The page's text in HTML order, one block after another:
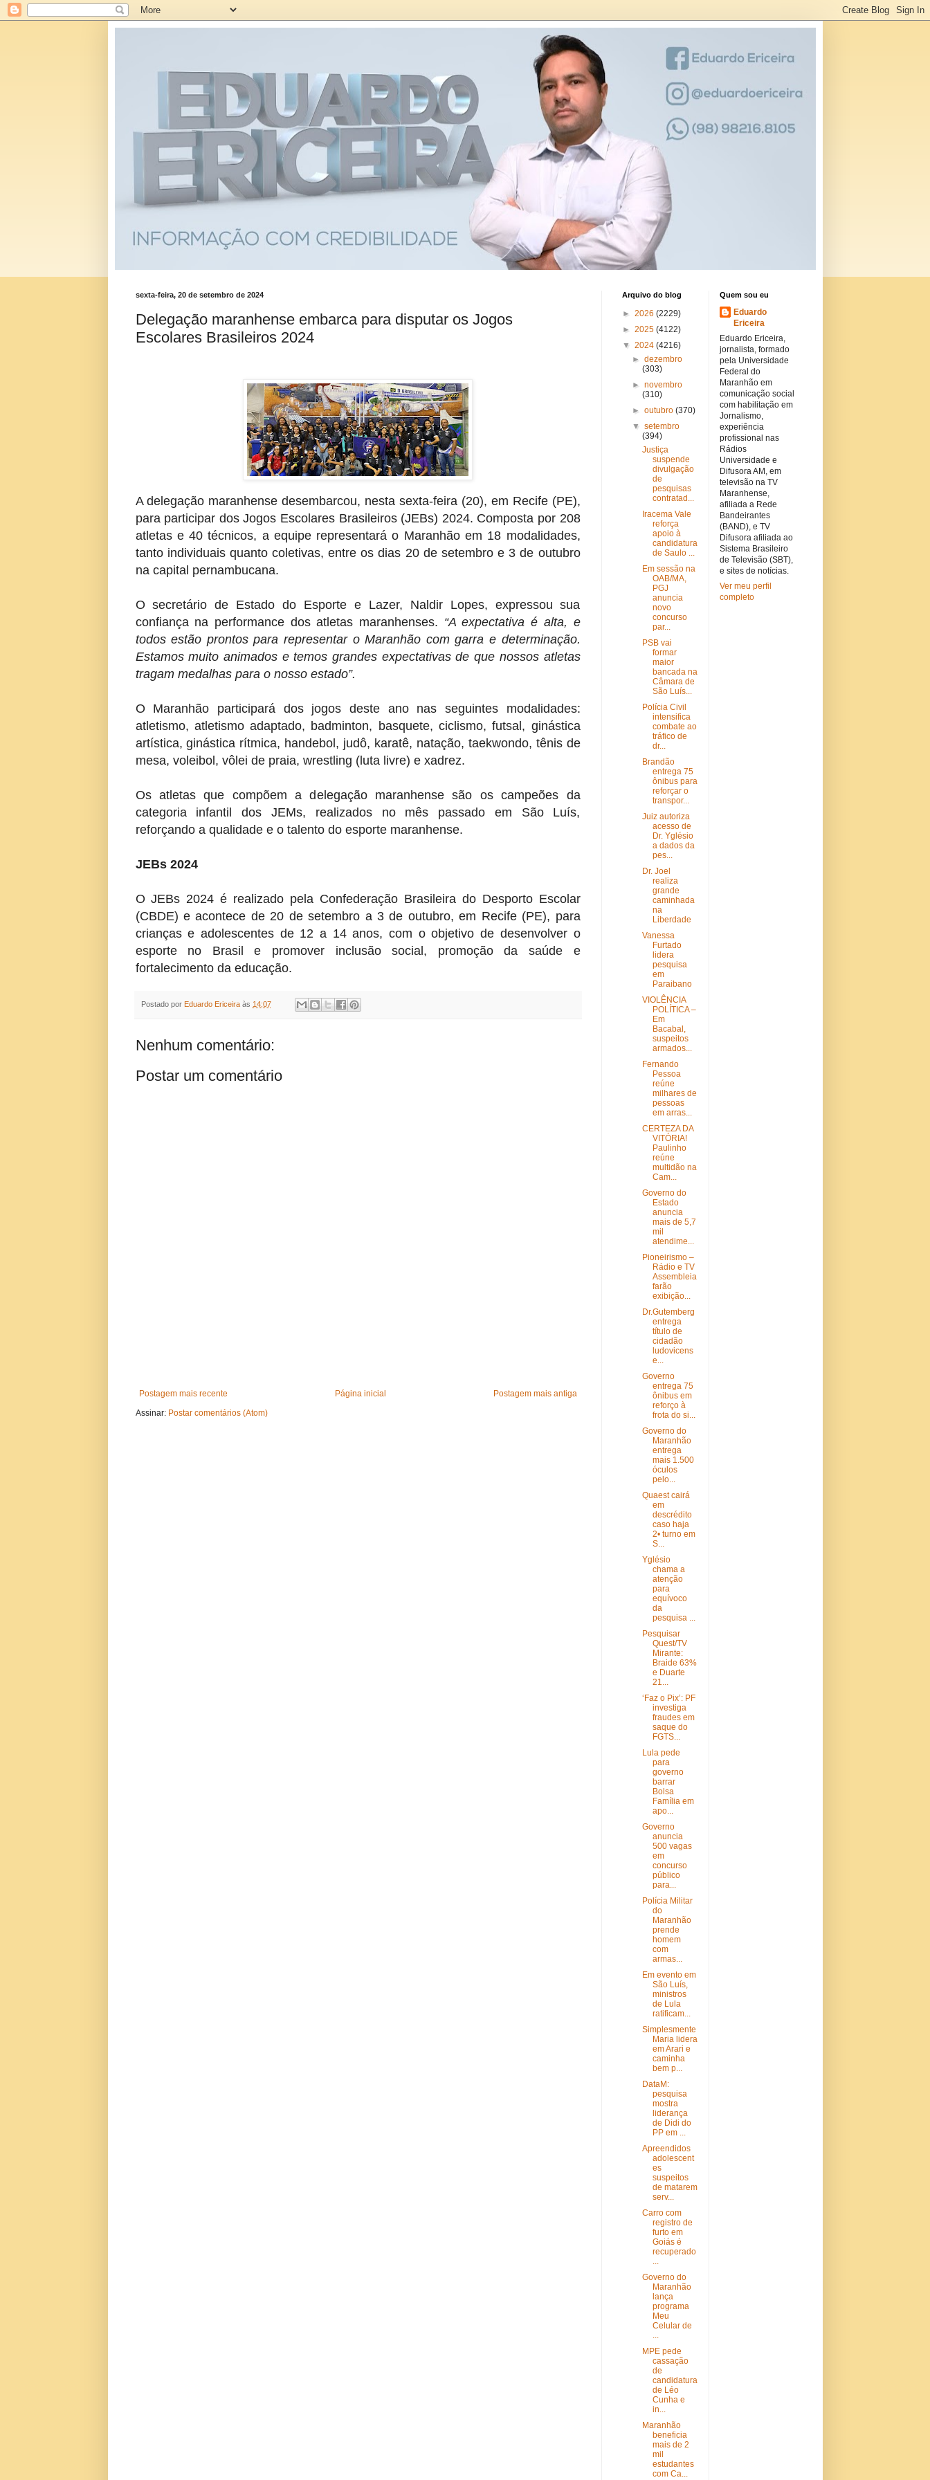
sexta-feira, 20 de setembro de 2024
Delegação maranhense embarca para disputar os Jogos
Escolares Brasileiros 2024
A delegação maranhense desembarcou, nesta sexta-feira (20), em Recife (PE),
para participar dos Jogos Escolares Brasileiros (JEBs) 2024. Composta por 208
atletas e 40 técnicos, a equipe representará o Maranhão em 18 modalidades,
tanto individuais quanto coletivas, entre os dias 20 de setembro e 3 de outubro
na capital pernambucana.
O secretário de Estado do Esporte e Lazer, Naldir Lopes, expressou sua
confiança na performance dos atletas maranhenses. “A expectativa é alta, e
todos estão prontos para representar o Maranhão com garra e determinação.
Estamos muito animados e temos grandes expectativas de que nossos atletas
tragam medalhas para o nosso estado”.
O Maranhão participará dos jogos deste ano nas seguintes modalidades:
atletismo, atletismo adaptado, badminton, basquete, ciclismo, futsal, ginástica
artística, ginástica rítmica, handebol, judô, karatê, natação, taekwondo, tênis de
mesa, voleibol, vôlei de praia, wrestling (luta livre) e xadrez.
Os atletas que compõem a delegação maranhense são os campeões da
categoria infantil dos JEMs, realizados no mês passado em São Luís,
reforçando a qualidade e o talento do esporte maranhense.
JEBs 2024
O JEBs 2024 é realizado pela Confederação Brasileira do Desporto Escolar
(CBDE) e acontece de 20 de setembro a 3 de outubro, em Recife (PE), para
crianças e adolescentes de 12 a 14 anos, com o objetivo de desenvolver o
esporte no Brasil e promover inclusão social, promoção da saúde e
fortalecimento da educação.
Postado por Eduardo Ericeira às 14:07
Nenhum comentário:
Postar um comentário
Postagem mais recente Postagem mais antiga
Página inicial
Assinar: Postar comentários (Atom)
Arquivo do blog
► 2026 (2229)
► 2025 (4122)
▼ 2024 (4216)
► dezembro
(303)
► novembro
(310)
► outubro (370)
▼ setembro
(394)
Justiça
suspende
divulgação
de
pesquisas
contratad...
Iracema Vale
reforça
apoio à
candidatura
de Saulo ...
Em sessão na
OAB/MA,
PGJ
anuncia
novo
concurso
par...
PSB vai
formar
maior
bancada na
Câmara de
São Luís...
Polícia Civil
intensifica
combate ao
tráfico de
dr...
Brandão
entrega 75
ônibus para
reforçar o
transpor...
Juiz autoriza
acesso de
Dr. Yglésio
a dados da
pes...
Dr. Joel
realiza
grande
caminhada
na
Liberdade
Vanessa
Furtado
lidera
pesquisa
em
Paraibano
VIOLÊNCIA
POLÍTICA –
Em
Bacabal,
suspeitos
armados...
Fernando
Pessoa
reúne
milhares de
pessoas
em arras...
CERTEZA DA
VITÓRIA!
Paulinho
reúne
multidão na
Cam...
Governo do
Estado
anuncia
mais de 5,7
mil
atendime...
Pioneirismo –
Rádio e TV
Assembleia
farão
exibição...
Dr.Gutemberg
entrega
título de
cidadão
ludovicens
e...
Governo
entrega 75
ônibus em
reforço à
frota do si...
Governo do
Maranhão
entrega
mais 1.500
óculos
pelo...
Quaest cairá
em
descrédito
caso haja
2• turno em
S...
Yglésio
chama a
atenção
para
equívoco
da
pesquisa ...
Pesquisar
Quest/TV
Mirante:
Braide 63%
e Duarte
21...
‘Faz o Pix’: PF
investiga
fraudes em
saque do
FGTS...
Lula pede
para
governo
barrar
Bolsa
Família em
apo...
Governo
anuncia
500 vagas
em
concurso
público
para...
Polícia Militar
do
Maranhão
prende
homem
com
armas...
Em evento em
São Luís,
ministros
de Lula
ratificam...
Simplesmente
Maria lidera
em Arari e
caminha
bem p...
DataM:
pesquisa
mostra
liderança
de Didi do
PP em ...
Apreendidos
adolescent
es
suspeitos
de matarem
serv...
Carro com
registro de
furto em
Goiás é
recuperado
...
Governo do
Maranhão
lança
programa
Meu
Celular de
...
MPE pede
cassação
de
candidatura
de Léo
Cunha e
in...
Maranhão
beneficia
mais de 2
mil
estudantes
com Ca...
Quem sou eu
Eduardo
Ericeira
Eduardo Ericeira,
jornalista, formado
pela Universidade
Federal do
Maranhão em
comunicação social
com habilitação em
Jornalismo,
experiência
profissional nas
Rádios
Universidade e
Difusora AM, em
televisão na TV
Maranhense,
afiliada a Rede
Bandeirantes
(BAND), e TV
Difusora afiliada ao
Sistema Brasileiro
de Televisão (SBT),
e sites de notícias.
Ver meu perfil
completo